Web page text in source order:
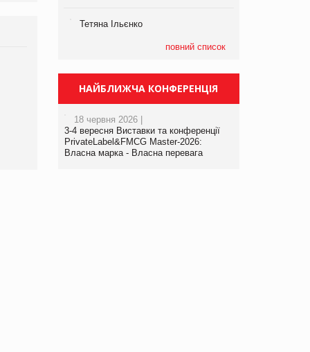
Брагина Людмила
Просування компанії на
www.trademaster.ua.
правила. Особливості.
Тетяна Ільєнко
повний список
НАЙБЛИЖЧА КОНФЕРЕНЦІЯ
18 червня 2026 |
3-4 вересня Виставки та конференції
PrivateLabel&FMCG Master-2026:
Власна марка - Власна перевага